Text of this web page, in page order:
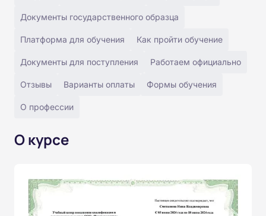
Документы государственного образца
Платформа для обучения Как пройти обучение
Документы для поступления Работаем официально
Отзывы Варианты оплаты Формы обучения
О профессии
О курсе